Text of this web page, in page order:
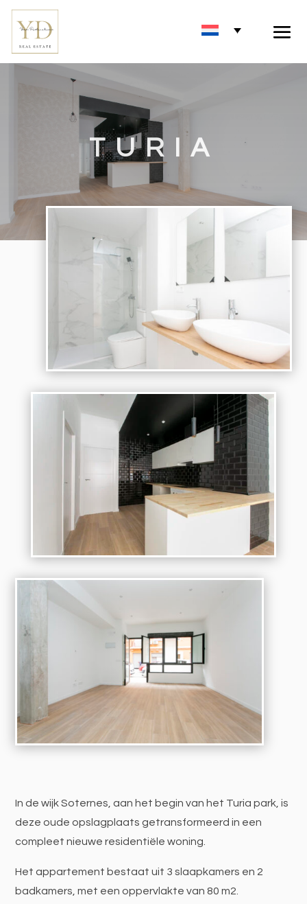
TURIA
In de wijk Soternes, aan het begin van het Turia park, is
deze oude opslagplaats getransformeerd in een
compleet nieuwe residentiële woning.
Het appartement bestaat uit 3 slaapkamers en 2
badkamers, met een oppervlakte van 80 m2.